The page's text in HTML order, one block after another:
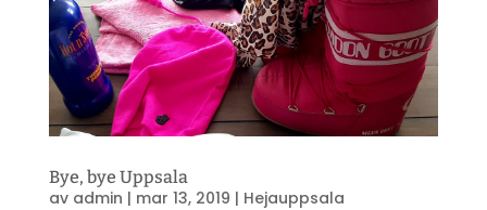
Bye, bye Uppsala
av admin | mar 13, 2019 | Hejauppsala